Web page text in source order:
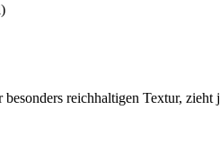
reichhaltigen Textur, zieht